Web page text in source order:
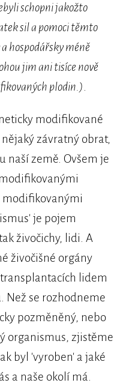
schopni jakožto
sil a pomoci těmto
hospodářsky méně
jim ani tisíce nově
plodin.)
modifikované
závratný obrat,
naší země. Ovšem je
je pojem
živočichy, lidi. A
živočišné orgány
lidem
Než se rozhodneme
pozměněný, nebo
organismus, zjistěme
byl 'vyroben' a jaké
a naše okolí má.